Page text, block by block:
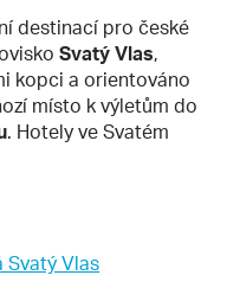
destinací pro české
Svatý Vlas,
kopci a orientováno
místo k výletům do
. Hotely ve Svatém
Svatý Vlas